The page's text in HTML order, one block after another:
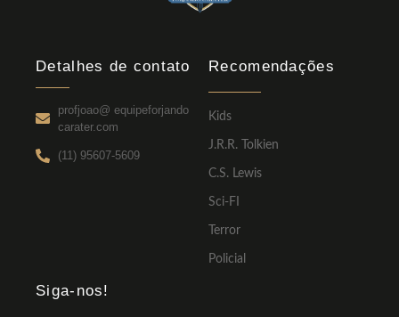
Detalhes de contato
profjoao@ equipeforjando
carater.com
(11) 95607-5609
Recomendações
Kids
J.R.R. Tolkien
C.S. Lewis
Sci-FI
Terror
Policial
Siga-nos!